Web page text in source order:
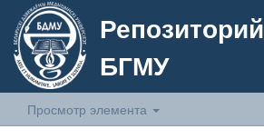
Репозиторий
БГМУ
Просмотр элемента